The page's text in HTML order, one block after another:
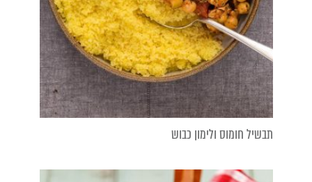
תבשיל חומוס ולימון כבוש